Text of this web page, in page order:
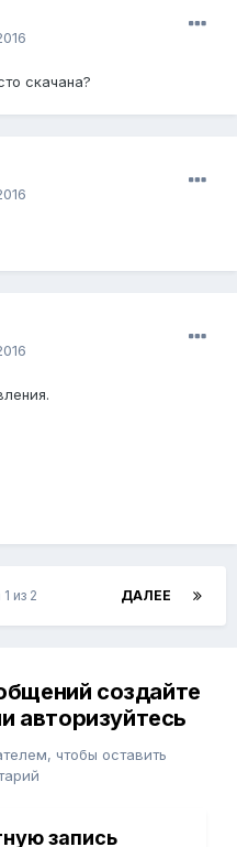
скачана?
ДАЛЕЕ
из 2
создайте
авторизуйтесь
чтобы оставить
запись